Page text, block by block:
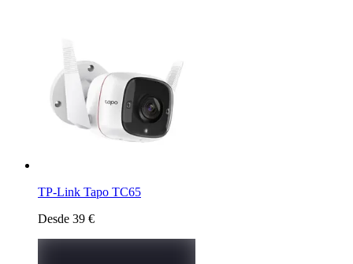
TP-Link Tapo TC65
Desde 39 €